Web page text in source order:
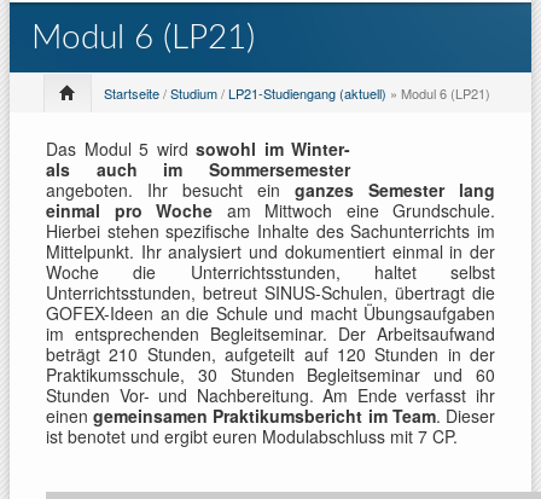
Modul 6 (LP21)
Startseite/Studium/LP21-Studiengang (aktuell) » Modul 6 (LP21)
Das Modul 5 wird sowohl im Winter-
als auch im Sommersemester
angeboten. Ihr besucht ein ganzes Semester lang
einmal pro Woche am Mittwoch eine Grundschule.
Hierbei stehen spezifische Inhalte des Sachunterrichts im
Mittelpunkt. Ihr analysiert und dokumentiert einmal in der
Woche die Unterrichtsstunden, haltet selbst
Unterrichtsstunden, betreut SINUS-Schulen, übertragt die
GOFEX-Ideen an die Schule und macht Übungsaufgaben
im entsprechenden Begleitseminar. Der Arbeitsaufwand
beträgt 210 Stunden, aufgeteilt auf 120 Stunden in der
Praktikumsschule, 30 Stunden Begleitseminar und 60
Stunden Vor- und Nachbereitung. Am Ende verfasst ihr
einen gemeinsamen Praktikumsbericht im Team. Dieser
ist benotet und ergibt euren Modulabschluss mit 7 CP.